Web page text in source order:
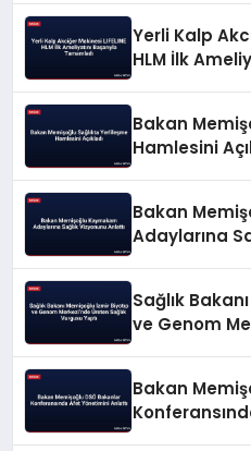
Yerli Kalp
HLM İlk
Bakan
Hamlesini
Bakan
Adaylarına
Sağlık
ve Genom
Bakan